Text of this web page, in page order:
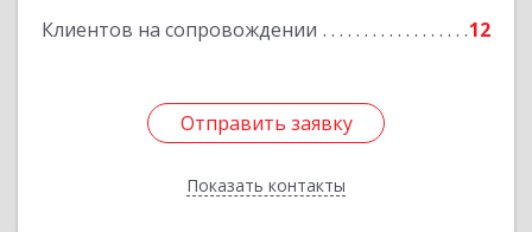
Клиентов на сопровождении 12
Отправить заявку
Показать контакты
Подробнее
Отправить заявку
Назад